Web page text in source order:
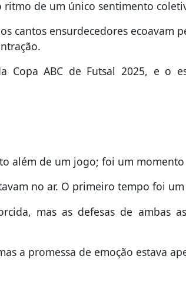
ritmo de um único sentimento
cantos ensurdecedores ecoavam
ABC de Futsal 2025, e o
além de um jogo; foi um momento
no ar. O primeiro tempo foi
mas as defesas de ambas
a promessa de emoção estava